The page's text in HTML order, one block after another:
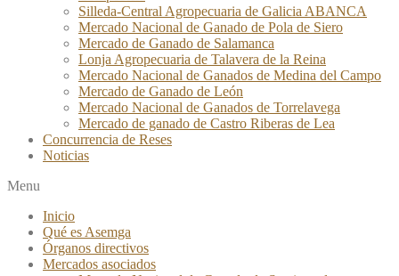
Silleda-Central Agropecuaria de Galicia ABANCA
Mercado Nacional de Ganado de Pola de Siero
Mercado de Ganado de Salamanca
Lonja Agropecuaria de Talavera de la Reina
Mercado Nacional de Ganados de Medina del Campo
Mercado de Ganado de León
Mercado Nacional de Ganados de Torrelavega
Mercado de ganado de Castro Riberas de Lea
Concurrencia de Reses
Noticias
Menu
Inicio
Qué es Asemga
Órganos directivos
Mercados asociados